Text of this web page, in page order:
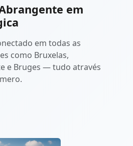
em
em todas as
como Bruxelas,
e Bruges — tudo através